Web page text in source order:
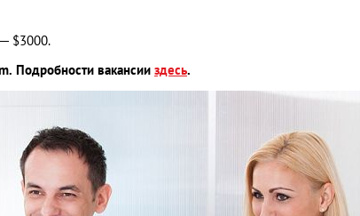
$3000.
. Подробности вакансии здесь.